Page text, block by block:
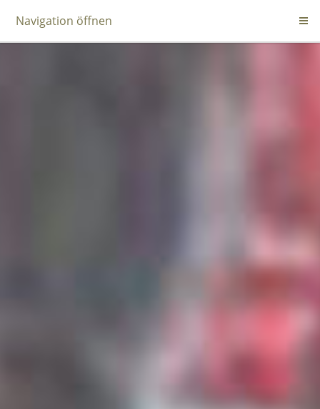
Navigation öffnen